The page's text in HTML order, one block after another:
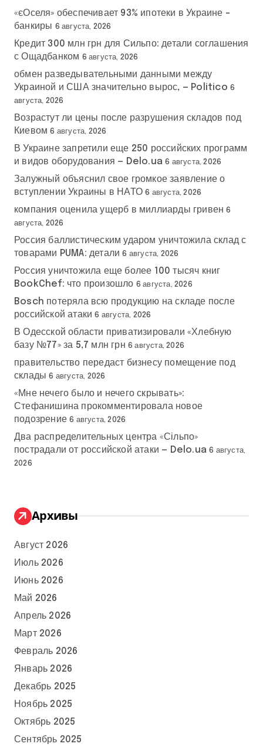
«єОселя» обеспечивает 93% ипотеки в Украине –
банкиры 6 августа, 2026
Кредит 300 млн грн для Сильпо: детали соглашения
с Ощадбанком 6 августа, 2026
обмен разведывательными данными между
Украиной и США значительно вырос, — Politico 6
августа, 2026
Возрастут ли цены после разрушения складов под
Киевом 6 августа, 2026
В Украине запретили еще 250 российских программ
и видов оборудования — Delo.ua 6 августа, 2026
Залужный объяснил свое громкое заявление о
вступлении Украины в НАТО 6 августа, 2026
компания оценила ущерб в миллиарды гривен 6
августа, 2026
Россия баллистическим ударом уничтожила склад с
товарами PUMA: детали 6 августа, 2026
Россия уничтожила еще более 100 тысяч книг
BookChef: что произошло 6 августа, 2026
Bosch потеряла всю продукцию на складе после
российской атаки 6 августа, 2026
В Одесской области приватизировали «Хлебную
базу №77» за 5,7 млн грн 6 августа, 2026
правительство передаст бизнесу помещение под
склады 6 августа, 2026
«Мне нечего было и нечего скрывать»:
Стефанишина прокомментировала новое
подозрение 6 августа, 2026
Два распределительных центра «Сільпо»
пострадали от российской атаки — Delo.ua 6 августа,
2026
Архивы
Август 2026
Июль 2026
Июнь 2026
Май 2026
Апрель 2026
Март 2026
Февраль 2026
Январь 2026
Декабрь 2025
Ноябрь 2025
Октябрь 2025
Сентябрь 2025